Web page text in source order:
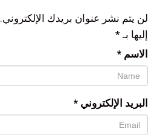
لن يتم نشر عنوان بريدك الإلكتروني.
إليها بـ *
الاسم *
البريد الإلكتروني *